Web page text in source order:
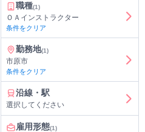
職種(1)
ＯＡインストラクター
条件をクリア
勤務地(1)
市原市
条件をクリア
沿線・駅
選択してください
雇用形態(1)